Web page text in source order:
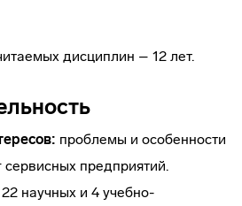
дисциплин – 12 лет.
проблемы и особенности
сервисных предприятий.
научных и 4 учебно-